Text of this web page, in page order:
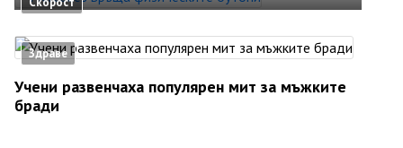
Здраве
Учени развенчаха популярен мит за мъжките
бради